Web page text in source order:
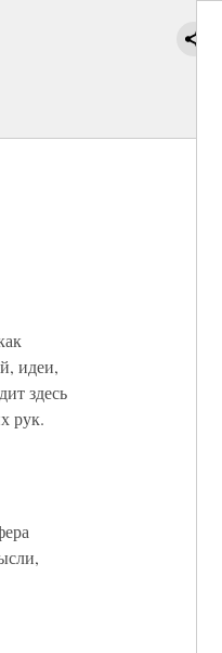
идеи,
здесь
рук.